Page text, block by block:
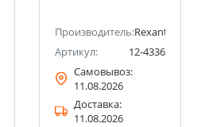
Производитель:Rexant
Артикул:
12-4336
Самовывоз:
11.08.2026
Доставка:
11.08.2026